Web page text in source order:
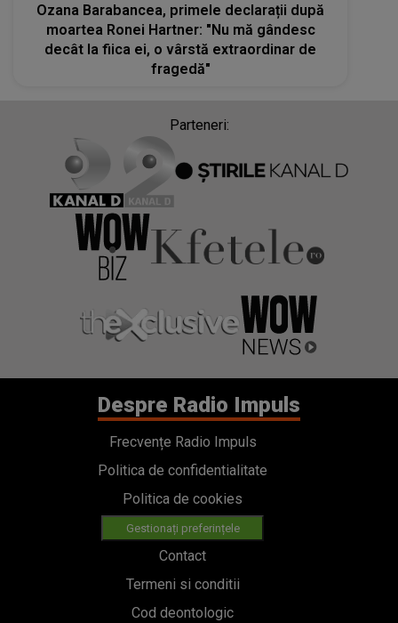
Ozana Barabancea, primele declarații după
moartea Ronei Hartner: "Nu mă gândesc
decât la fiica ei, o vârstă extraordinar de
fragedă"
Parteneri:
Despre Radio Impuls
Frecvențe Radio Impuls
Politica de confidentialitate
Politica de cookies
Gestionați preferințele
Contact
Termeni si conditii
Cod deontologic